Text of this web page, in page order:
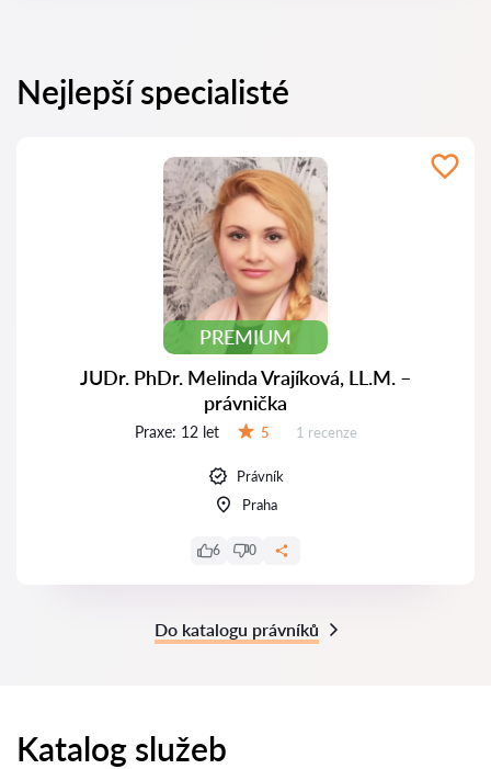
Nejlepší specialisté
PREMIUM
JUDr. PhDr. Melinda Vrajíková, LL.M. –
právnička
Praxe: 12 let 5 Recenzí:
1 recenze
Právník
Praha
6 0
Do katalogu právníků
Katalog služeb